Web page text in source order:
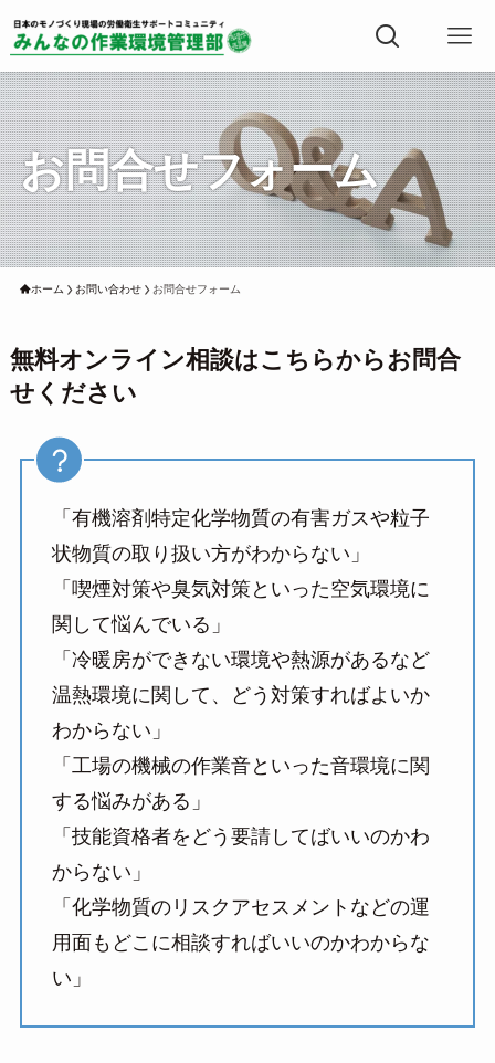
お問合せフォーム
ホーム お問い合わせ お問合せフォーム
無料オンライン相談はこちらからお問合
せください
「有機溶剤特定化学物質の有害ガスや粒子
状物質の取り扱い方がわからない」
「喫煙対策や臭気対策といった空気環境に
関して悩んでいる」
「冷暖房ができない環境や熱源があるなど
温熱環境に関して、どう対策すればよいか
わからない」
「工場の機械の作業音といった音環境に関
する悩みがある」
「技能資格者をどう要請してばいいのかわ
からない」
「化学物質のリスクアセスメントなどの運
用面もどこに相談すればいいのかわからな
い」